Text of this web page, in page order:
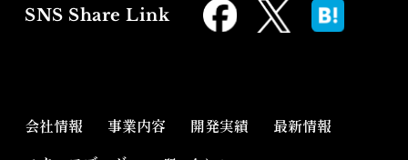
SNS Share Link
会社情報 事業内容 開発実績
最新情報